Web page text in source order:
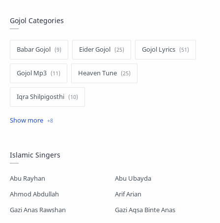
Gojol Categories
Babar Gojol Eider Gojol Gojol Lyrics
Gojol Mp3 Heaven Tune
Iqra Shilpigosthi
Islamic Story
Shopnoshiri
Islamic Singers
Abu Rayhan
Abu Ubayda
Ahmod Abdullah
Arif Arian
Gazi Anas Rawshan
Gazi Aqsa Binte Anas